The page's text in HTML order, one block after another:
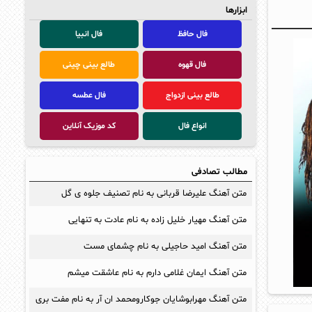
ابزارها
فال حافظ فال انبیا
فال قهوه طالع بینی چینی
طالع بینی ازدواج فال عطسه
انواع فال کد موزیک آنلاین
مطالب تصادفی
متن آهنگ علیرضا قربانی به نام تصنیف جلوه ی گل
متن آهنگ مهیار خلیل زاده به نام عادت به تنهایی
متن آهنگ امید حاجیلی به نام چشمای مست
متن آهنگ ایمان غلامی دارم به نام عاشقت میشم
متن آهنگ مهرابوشایان جوکارومحمد ان آر به نام مفت بری